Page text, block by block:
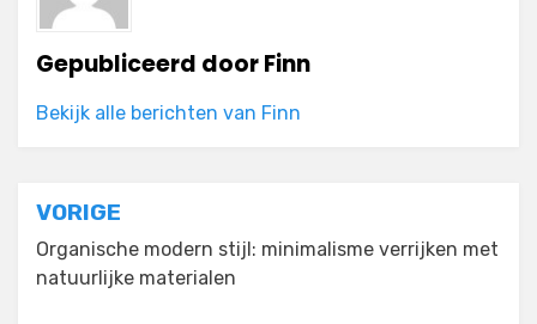
Gepubliceerd doorFinn
Bekijk alle berichten van Finn
Bericht
navigatie
VORIGE
Organische modern stijl: minimalisme verrijken met
natuurlijke materialen